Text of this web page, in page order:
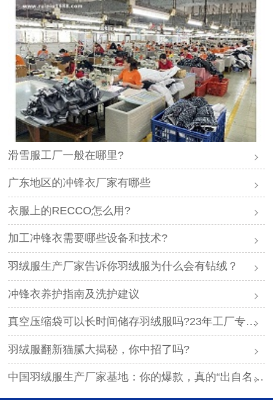
滑雪服工厂一般在哪里?
广东地区的冲锋衣厂家有哪些
衣服上的RECCO怎么用?
加工冲锋衣需要哪些设备和技术?
羽绒服生产厂家告诉你羽绒服为什么会有钻绒？
冲锋衣养护指南及洗护建议
真空压缩袋可以长时间储存羽绒服吗?23年工厂专业解答
羽绒服翻新猫腻大揭秘，你中招了吗?
中国羽绒服生产厂家基地：你的爆款，真的“出自名门”吗？